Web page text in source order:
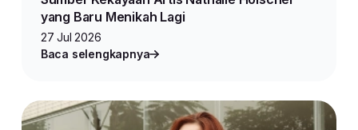
yang Baru Menikah Lagi
27 Jul 2026
Baca selengkapnya